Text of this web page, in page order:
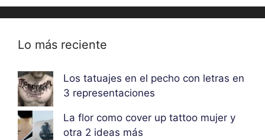
Lo más reciente
Los tatuajes en el pecho con letras en
3 representaciones
La flor como cover up tattoo mujer y
otra 2 ideas más